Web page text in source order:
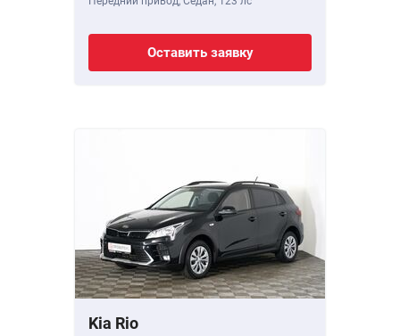
Оставить заявку
Kia Rio